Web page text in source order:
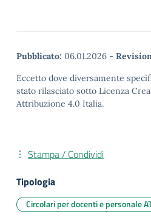
Pubblicato: 06.01.2026 -
Eccetto dove diversamente
stato rilasciato sotto Licenza
Attribuzione 4.0 Italia.
Stampa / Condividi
Tipologia
Circolari per docenti e personale